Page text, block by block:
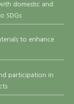
domestic and
SDGs
to enhance
participation in